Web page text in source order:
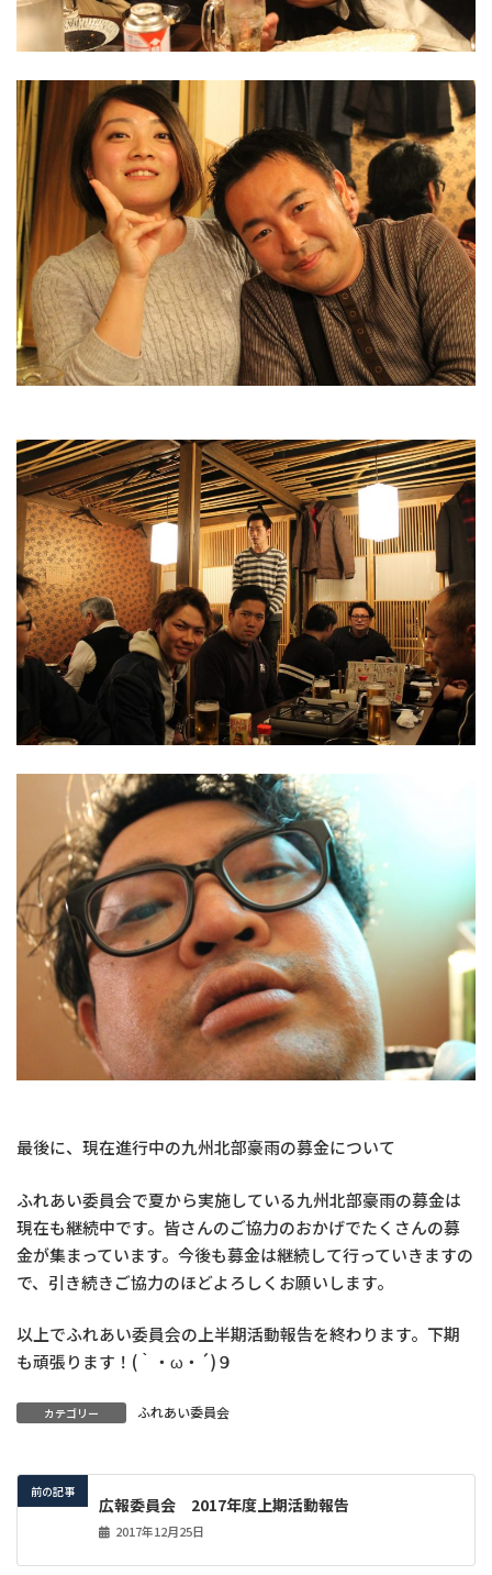
最後に、現在進行中の九州北部豪雨の募金について
ふれあい委員会で夏から実施している九州北部豪雨の募金は
現在も継続中です。皆さんのご協力のおかげでたくさんの募
金が集まっています。今後も募金は継続して行っていきますの
で、引き続きご協力のほどよろしくお願いします。
以上でふれあい委員会の上半期活動報告を終わります。下期
も頑張ります！(｀・ω・´)９
カテゴリー ふれあい委員会
前の記事
広報委員会 2017年度上期活動報告
2017年12月25日